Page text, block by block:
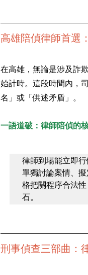
高雄陪偵律師首選
在高雄，無論是涉及詐
始計時。這段時間內，
名」或「供述矛盾」。
一語道破：律師陪偵的
律師到場能立即
單獨討論案情、
格把關程序合法
石。
刑事偵查三部曲：